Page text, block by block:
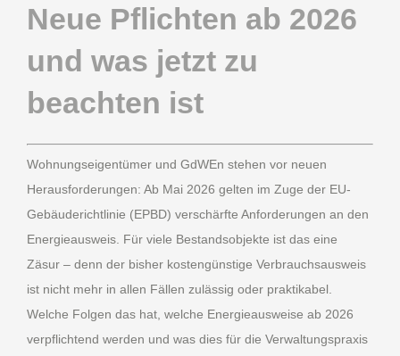
Neue Pflichten ab 2026
und was jetzt zu
beachten ist
Wohnungseigentümer und GdWEn stehen vor neuen
Herausforderungen: Ab Mai 2026 gelten im Zuge der EU-
Gebäuderichtlinie (EPBD) verschärfte Anforderungen an den
Energieausweis. Für viele Bestandsobjekte ist das eine
Zäsur – denn der bisher kostengünstige Verbrauchsausweis
ist nicht mehr in allen Fällen zulässig oder praktikabel.
Welche Folgen das hat, welche Energieausweise ab 2026
verpflichtend werden und was dies für die Verwaltungspraxis